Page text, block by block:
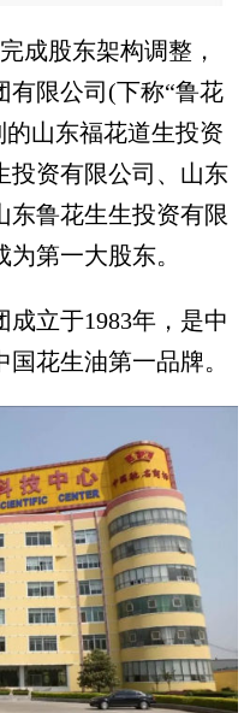
股东架构调整，
有限公司(下称“鲁花
山东福花道生投资
投资有限公司、山东
东鲁花生生投资有限
第一大股东。
立于1983年，是中
花生油第一品牌。